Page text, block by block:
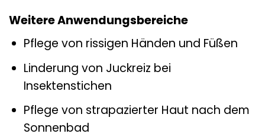
Weitere Anwendungsbereiche
Pflege von rissigen Händen und Füßen
Linderung von Juckreiz bei
Insektenstichen
Pflege von strapazierter Haut nach dem
Sonnenbad